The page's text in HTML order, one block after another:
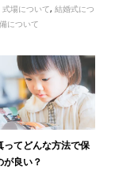
式場について,結婚式につ
について
ってどんな方法で保
が良い？